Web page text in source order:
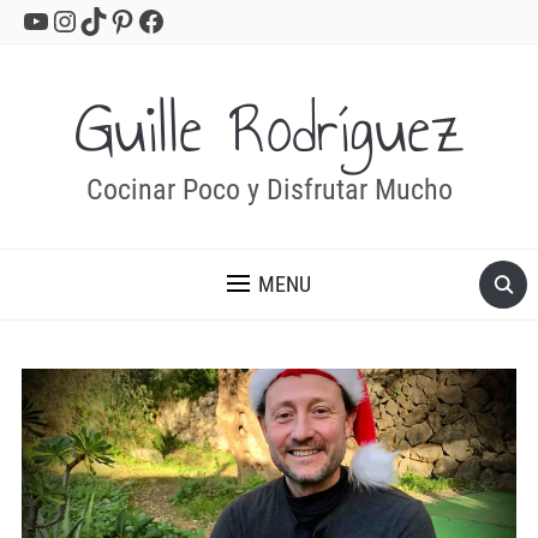
YouTube
Instagram
TikTok
Pinterest
Facebook
Guille Rodríguez
Cocinar Poco y Disfrutar Mucho
MENU